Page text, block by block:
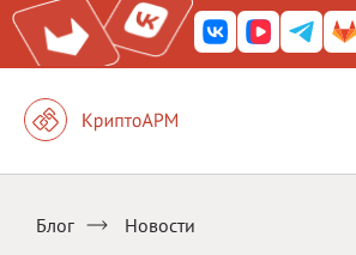
Блог Новости